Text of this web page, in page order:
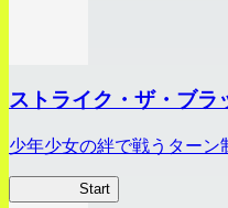
ストライク・ザ・ブラ
少年少女の絆で戦うターン
Start